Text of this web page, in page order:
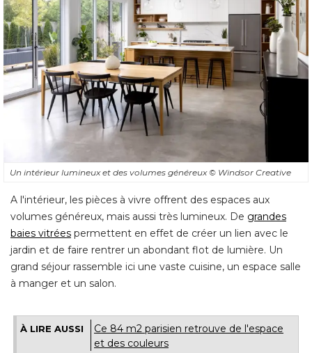
Un intérieur lumineux et des volumes généreux© Windsor Creative
A l'intérieur, les pièces à vivre offrent des espaces aux
volumes généreux, mais aussi très lumineux. De grandes
baies vitrées permettent en effet de créer un lien avec le
jardin et de faire rentrer un abondant flot de lumière. Un
grand séjour rassemble ici une vaste cuisine, un espace salle
à manger et un salon.
À LIRE AUSSI
Ce 84 m2 parisien retrouve de l'espace
et des couleurs